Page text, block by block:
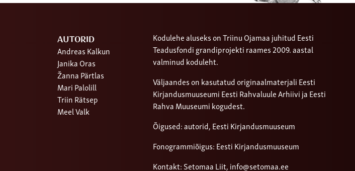
AUTORID
Andreas Kalkun
Janika Oras
Žanna Pärtlas
Mari Palolill
Triin Rätsep
Meel Valk
Kodulehe aluseks on Triinu Ojamaa juhitud Eesti
Teadusfondi grandiprojekti raames 2009. aastal
valminud koduleht.
Väljaandes on kasutatud originaalmaterjali Eesti
Kirjandusmuuseumi Eesti Rahvaluule Arhiivi ja Eesti
Rahva Muuseumi kogudest.
Õigused: autorid, Eesti Kirjandusmuuseum
Fonogrammiõigus: Eesti Kirjandusmuuseum
Kontakt: Setomaa Liit, info@setomaa.ee